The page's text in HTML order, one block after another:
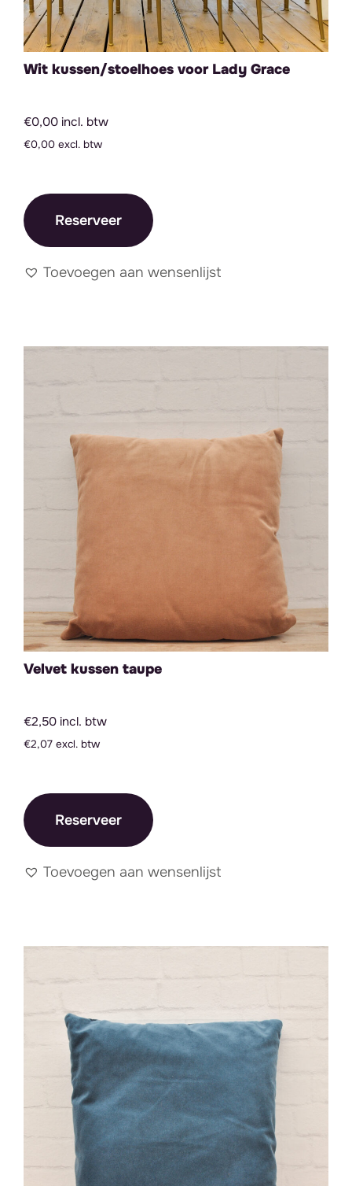
Wit kussen/stoelhoes voor Lady Grace
€0,00 incl. btw
€0,00 excl. btw
Reserveer
Toevoegen aan wensenlijst
Velvet kussen taupe
€2,50 incl. btw
€2,07 excl. btw
Reserveer
Toevoegen aan wensenlijst